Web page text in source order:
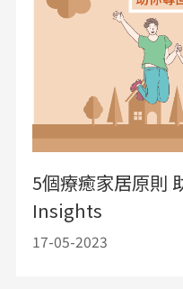
5個療癒家居原則
Insights
17-05-2023